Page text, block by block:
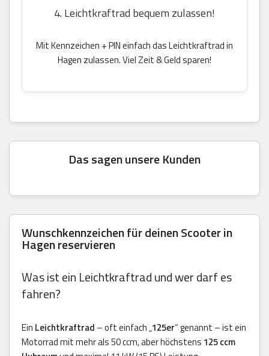
4. Leichtkraftrad bequem zulassen!
Mit Kennzeichen + PIN einfach das Leichtkraftrad in
Hagen zulassen. Viel Zeit & Geld sparen!
Das sagen unsere Kunden
Wunschkennzeichen für deinen Scooter in
Hagen reservieren
Was ist ein Leichtkraftrad und wer darf es
fahren?
Ein Leichtkraftrad – oft einfach „125er“ genannt – ist ein
Motorrad mit mehr als 50 ccm, aber höchstens 125 ccm